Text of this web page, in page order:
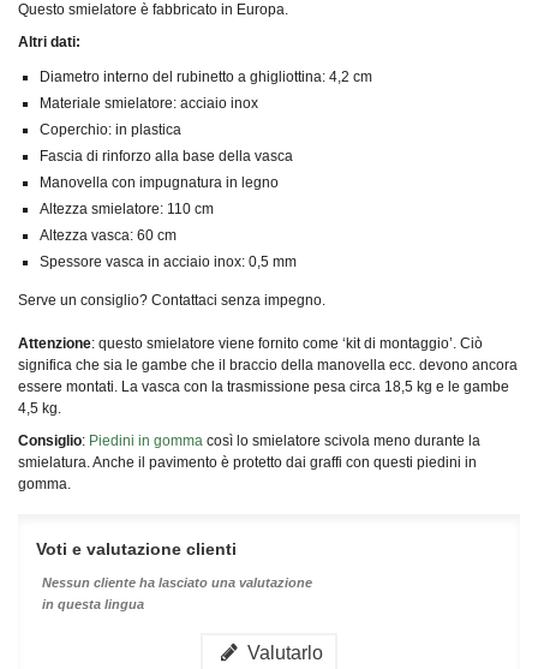
Questo smielatore è fabbricato in Europa.
Altri dati:
Diametro interno del rubinetto a ghigliottina: 4,2 cm
Materiale smielatore: acciaio inox
Coperchio: in plastica
Fascia di rinforzo alla base della vasca
Manovella con impugnatura in legno
Altezza smielatore: 110 cm
Altezza vasca: 60 cm
Spessore vasca in acciaio inox: 0,5 mm
Serve un consiglio? Contattaci senza impegno.
Attenzione: questo smielatore viene fornito come ‘kit di montaggio’. Ciò
significa che sia le gambe che il braccio della manovella ecc. devono ancora
essere montati. La vasca con la trasmissione pesa circa 18,5 kg e le gambe
4,5 kg.
Consiglio: Piedini in gomma così lo smielatore scivola meno durante la
smielatura. Anche il pavimento è protetto dai graffi con questi piedini in
gomma.
Voti e valutazione clienti
Nessun cliente ha lasciato una valutazione
in questa lingua
Valutarlo